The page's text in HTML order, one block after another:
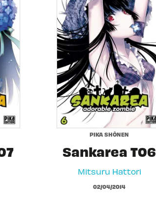
PIKA SHÔNEN
Sankarea T06
Mitsuru Hattori
02/04/2014